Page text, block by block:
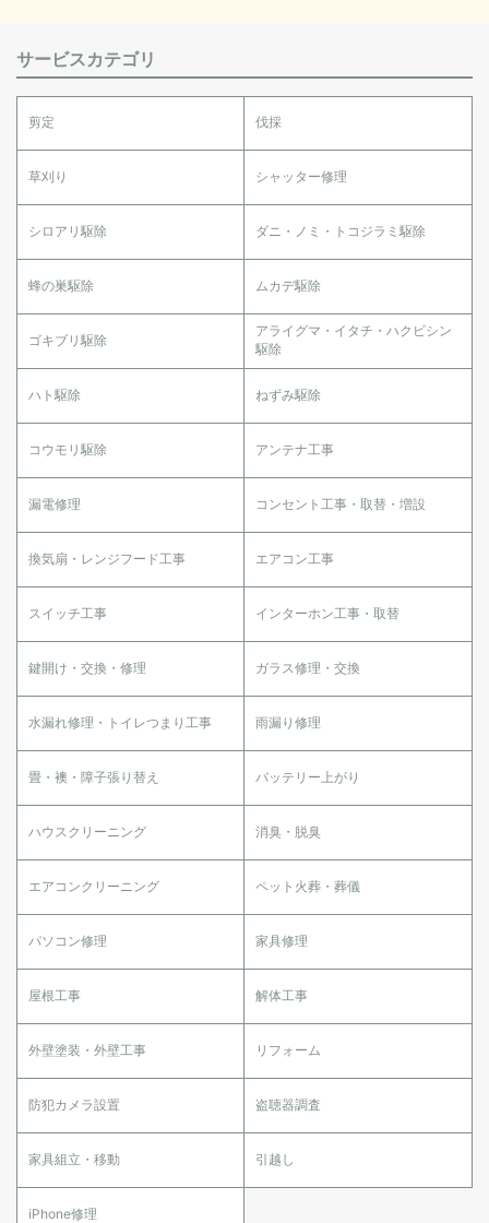
サービスカテゴリ
剪定 伐採
草刈り シャッター修理
シロアリ駆除 ダニ・ノミ・トコジラミ駆除
蜂の巣駆除 ムカデ駆除
ゴキブリ駆除
アライグマ・イタチ・ハクビシン
駆除
ハト駆除 ねずみ駆除
コウモリ駆除 アンテナ工事
漏電修理 コンセント工事・取替・増設
換気扇・レンジフード工事 エアコン工事
スイッチ工事 インターホン工事・取替
鍵開け・交換・修理 ガラス修理・交換
水漏れ修理・トイレつまり工事 雨漏り修理
畳・襖・障子張り替え バッテリー上がり
ハウスクリーニング 消臭・脱臭
エアコンクリーニング ペット火葬・葬儀
パソコン修理 家具修理
屋根工事 解体工事
外壁塗装・外壁工事 リフォーム
防犯カメラ設置 盗聴器調査
家具組立・移動 引越し
iPhone修理